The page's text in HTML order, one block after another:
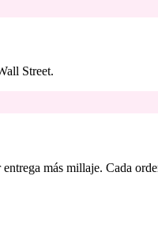
Street.
más millaje. Cada